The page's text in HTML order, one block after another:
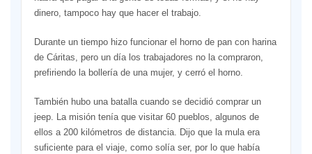
dinero, tampoco hay que hacer el trabajo.
Durante un tiempo hizo funcionar el horno de pan con harina
de Cáritas, pero un día los trabajadores no la compraron,
prefiriendo la bollería de una mujer, y cerró el horno.
También hubo una batalla cuando se decidió comprar un
jeep. La misión tenía que visitar 60 pueblos, algunos de
ellos a 200 kilómetros de distancia. Dijo que la mula era
suficiente para el viaje, como solía ser, por lo que había